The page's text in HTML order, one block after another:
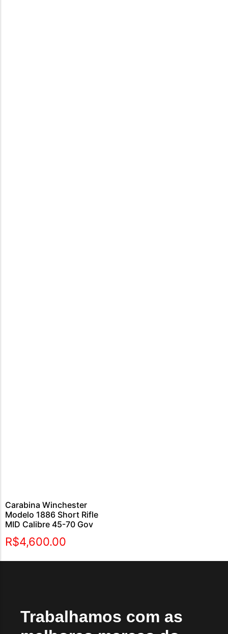
Carabina Winchester
Modelo 1886 Short Rifle
MID Calibre 45-70 Gov
R$4,600.00
Trabalhamos com as